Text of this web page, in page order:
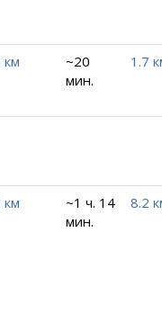
км
~20
мин.
1.7
км
~1 ч. 14
мин.
8.2